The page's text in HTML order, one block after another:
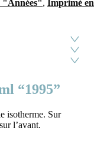
"Années", Imprimé en
“1995”
isotherme. Sur
l’avant.